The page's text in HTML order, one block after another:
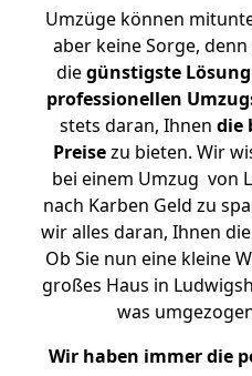
Umzüge können
aber keine Sorge,
diegünstigste Lösung
professionellen
stets daran, Ihnen die
Preisezu bieten. Wir
bei einem Umzug von
nach Karben Geld zu
wir alles daran, Ihnen
Ob Sie nun eine kleine
großes Haus in
was
Wir haben immer die